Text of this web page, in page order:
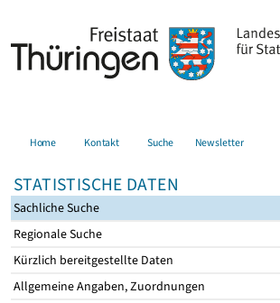
Home Kontakt Suche Newsletter
STATISTISCHE DATEN
Sachliche Suche
Regionale Suche
Kürzlich bereitgestellte Daten
Allgemeine Angaben, Zuordnungen